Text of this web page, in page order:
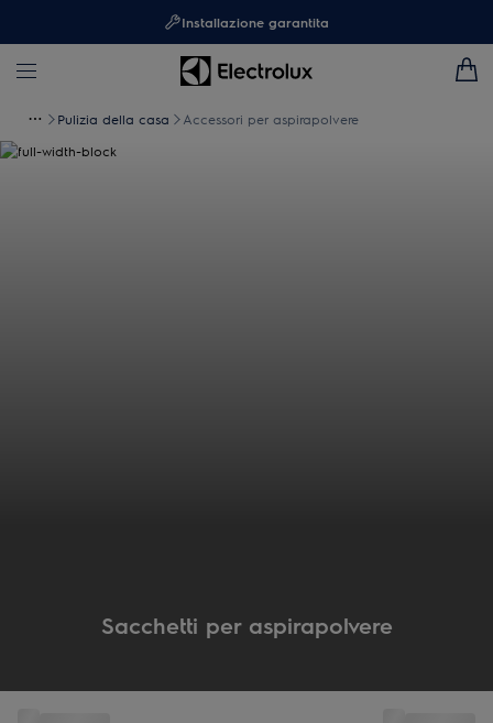
Installazione garantita
Pulizia della casa Accessori per aspirapolvere
Sacchetti per aspirapolvere